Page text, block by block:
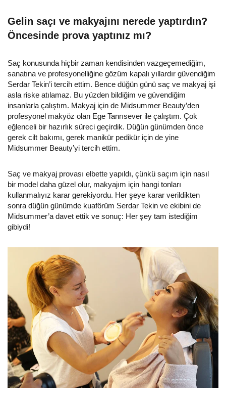
Gelin saçı ve makyajını nerede yaptırdın?
Öncesinde prova yaptınız mı?
Saç konusunda hiçbir zaman kendisinden vazgeçemediğim,
sanatına ve profesyonelliğine gözüm kapalı yıllardır güvendiğim
Serdar Tekin’i tercih ettim. Bence düğün günü saç ve makyaj işi
asla riske atılamaz. Bu yüzden bildiğim ve güvendiğim
insanlarla çalıştım. Makyaj için de Midsummer Beauty’den
profesyonel makyöz olan Ege Tanrısever ile çalıştım. Çok
eğlenceli bir hazırlık süreci geçirdik. Düğün günümden önce
gerek cilt bakımı, gerek manikür pedikür için de yine
Midsummer Beauty’yi tercih ettim.
Saç ve makyaj provası elbette yapıldı, çünkü saçım için nasıl
bir model daha güzel olur, makyajım için hangi tonları
kullanmalıyız karar gerekiyordu. Her şeye karar verildikten
sonra düğün günümde kuaförüm Serdar Tekin ve ekibini de
Midsummer’a davet ettik ve sonuç: Her şey tam istediğim
gibiydi!